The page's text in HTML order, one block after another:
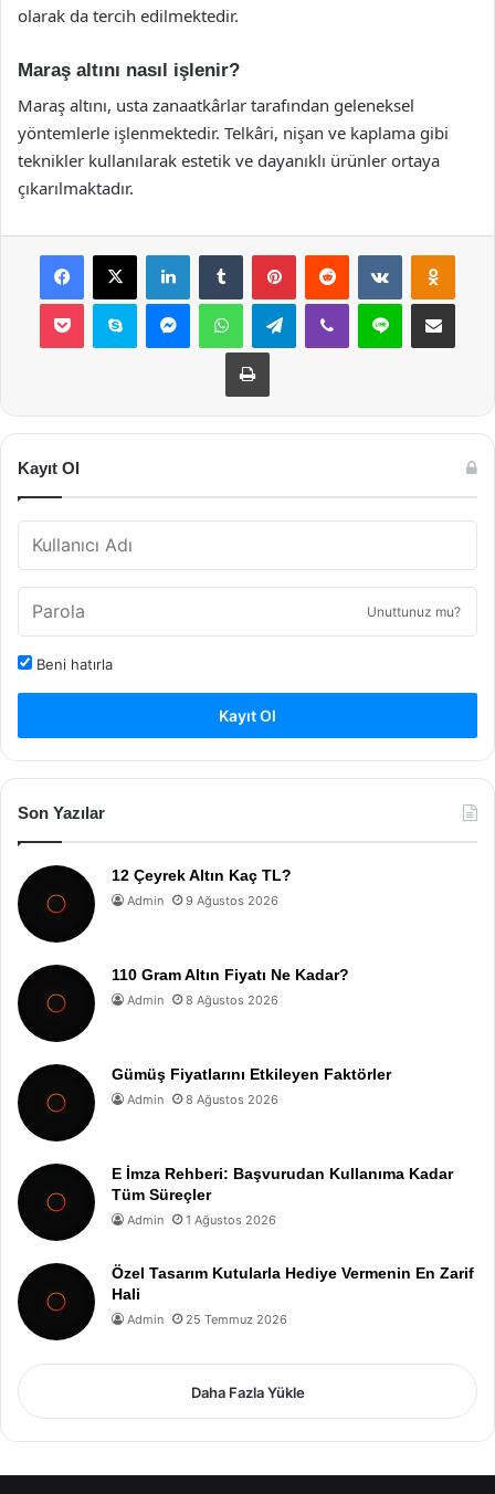
olarak da tercih edilmektedir.
Maraş altını nasıl işlenir?
Maraş altını, usta zanaatkârlar tarafından geleneksel
yöntemlerle işlenmektedir. Telkâri, nişan ve kaplama gibi
teknikler kullanılarak estetik ve dayanıklı ürünler ortaya
çıkarılmaktadır.
Facebook
X LinkedInTumblr PinterestReddit VKontakte
Pocket Skype MessengerWhatsAppTelegramViber Line E-Posta ile
Yazdır
Kayıt Ol
Unuttunuz mu?
Beni hatırla
Kayıt Ol
Son Yazılar
12 Çeyrek Altın Kaç TL?
Admin 9 Ağustos 2026
110 Gram Altın Fiyatı Ne Kadar?
Admin 8 Ağustos 2026
Gümüş Fiyatlarını Etkileyen Faktörler
Admin 8 Ağustos 2026
E İmza Rehberi: Başvurudan Kullanıma Kadar
Tüm Süreçler
Admin 1 Ağustos 2026
Özel Tasarım Kutularla Hediye Vermenin En Zarif
Hali
Admin 25 Temmuz 2026
Daha Fazla Yükle